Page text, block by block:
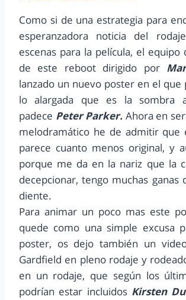
Como si de una estrategia para
esperanzadora noticia del
escenas para la película, el equipo
de este reboot dirigido por
lanzado un nuevo poster en el que
lo alargada que es la sombra
padece Peter Parker. Ahora en
melodramático he de admitir que
parece cuanto menos original, y
porque me da en la nariz que la
decepcionar, tengo muchas ganas
diente.
Para animar un poco mas este
quede como una simple excusa
poster, os dejo también un
Gardfield en pleno rodaje y
en un rodaje, que según los
podrían estar incluidos Kirsten